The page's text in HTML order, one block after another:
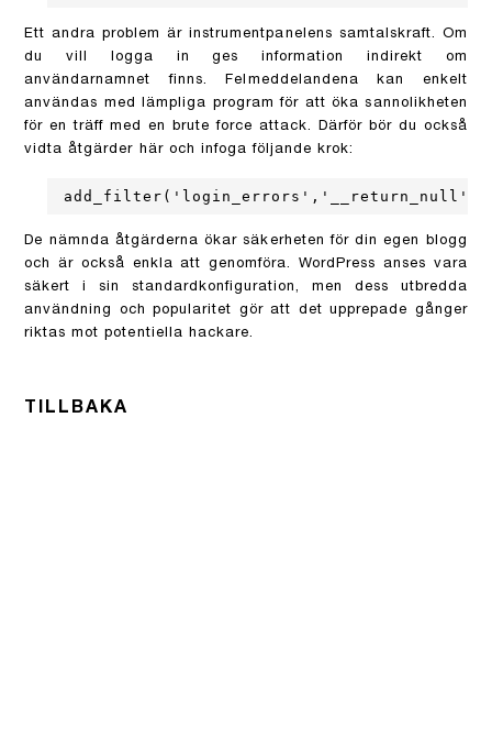
Ett andra problem är instrumentpanelens samtalskraft. Om
du vill logga in ges information indirekt om
användarnamnet finns. Felmeddelandena kan enkelt
användas med lämpliga program för att öka sannolikheten
för en träff med en brute force attack. Därför bör du också
vidta åtgärder här och infoga följande krok:
add_filter('login_errors','__return_null');
De nämnda åtgärderna ökar säkerheten för din egen blogg
och är också enkla att genomföra. WordPress anses vara
säkert i sin standardkonfiguration, men dess utbredda
användning och popularitet gör att det upprepade gånger
riktas mot potentiella hackare.
TILLBAKA